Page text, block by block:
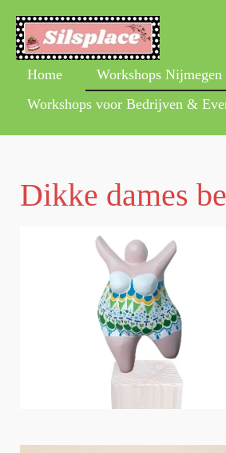
Ga
direct
naar
Home Workshops Nijmegen
Workshops voor Bedrijven &
Dikke dames